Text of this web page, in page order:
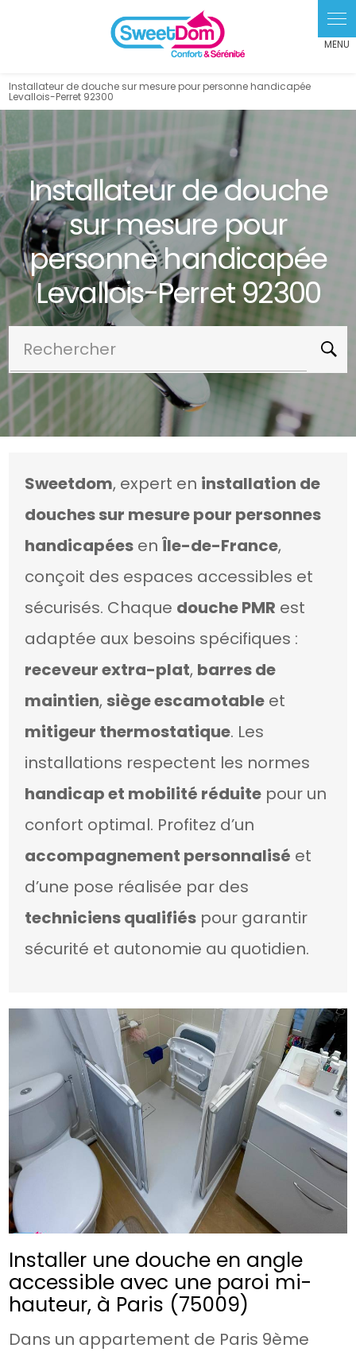
Installateur de douche sur mesure pour personne handicapée
Levallois-Perret 92300
Installateur de douche
sur mesure pour
personne handicapée
Levallois-Perret 92300
Rechercher
Sweetdom, expert en installation de
douches sur mesure pour personnes
handicapées enÎle-de-France,
conçoit des espaces accessibles et
sécurisés. Chaque douche PMR est
adaptée aux besoins spécifiques :
receveur extra-plat, barres de
maintien,siège escamotable et
mitigeur thermostatique. Les
installations respectent les normes
handicap et mobilité réduite pour un
confort optimal. Profitez d’un
accompagnement personnalisé et
d’une pose réalisée par des
techniciens qualifiés pour garantir
sécurité et autonomie au quotidien.
Installer une douche en angle
accessible avec une paroi mi-
hauteur, à Paris (75009)
Dans un appartement de Paris 9ème
Panneau de gestion des cookies